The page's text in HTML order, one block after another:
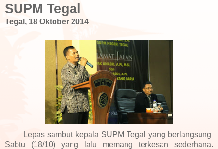
SUPM Tegal
Tegal, 18 Oktober 2014
Lepas sambut kepala SUPM Tegal yang berlangsung
Sabtu (18/10) yang lalu memang terkesan sederhana.